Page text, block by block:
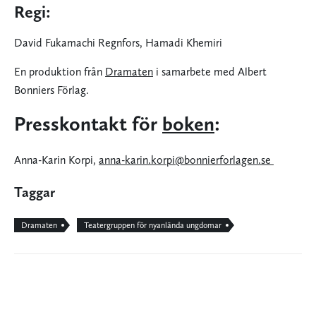
Regi:
David Fukamachi Regnfors, Hamadi Khemiri
En produktion från Dramaten i samarbete med Albert
Bonniers Förlag.
Presskontakt för boken:
Anna-Karin Korpi, anna-karin.korpi@bonnierforlagen.se
Taggar
Dramaten Teatergruppen för nyanlända ungdomar